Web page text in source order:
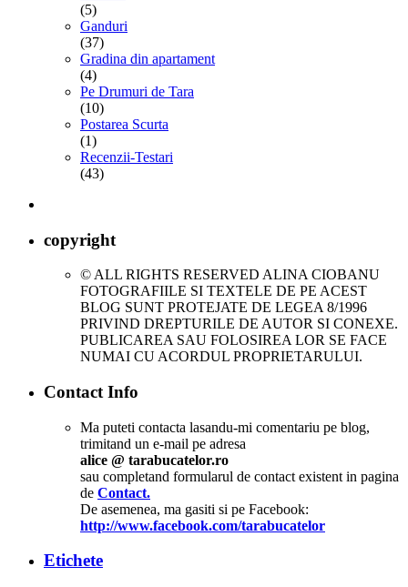
(5)
Ganduri
(37)
Gradina din apartament
(4)
Pe Drumuri de Tara
(10)
Postarea Scurta
(1)
Recenzii-Testari
(43)
copyright
© ALL RIGHTS RESERVED ALINA CIOBANU
FOTOGRAFIILE SI TEXTELE DE PE ACEST
BLOG SUNT PROTEJATE DE LEGEA 8/1996
PRIVIND DREPTURILE DE AUTOR SI CONEXE.
PUBLICAREA SAU FOLOSIREA LOR SE FACE
NUMAI CU ACORDUL PROPRIETARULUI.
Contact Info
Ma puteti contacta lasandu-mi comentariu pe blog,
trimitand un e-mail pe adresa
alice @ tarabucatelor.ro
sau completand formularul de contact existent in pagina
de Contact.
De asemenea, ma gasiti si pe Facebook:
http://www.facebook.com/tarabucatelor
Etichete